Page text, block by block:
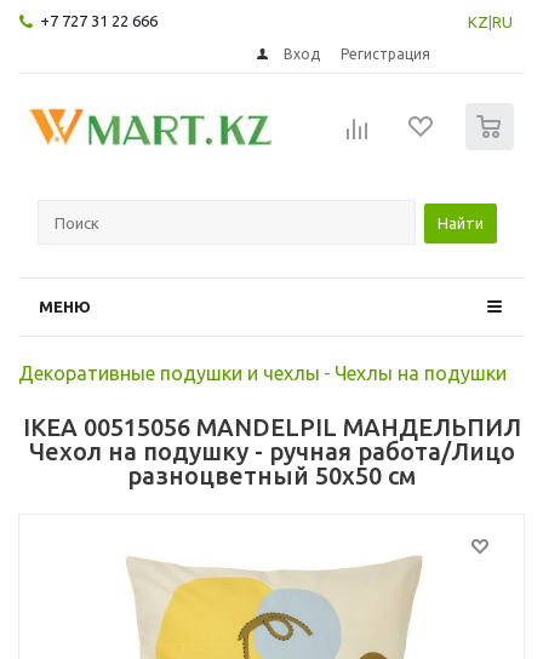
+7 727 31 22 666 KZ RU
Вход Регистрация
Найти
МЕНЮ
Декоративные подушки и чехлы - Чехлы на подушки
IKEA 00515056 MANDELPIL МАНДЕЛЬПИЛ
Чехол на подушку - ручная работа/Лицо
разноцветный 50x50 см